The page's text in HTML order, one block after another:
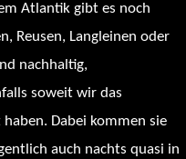
Atlantik gibt es noch
Reusen, Langleinen oder
nachhaltig,
soweit wir das
Dabei kommen sie
auch nachts quasi in